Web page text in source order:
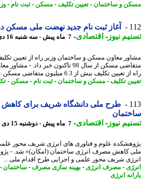
و ساختمان-تعیین تکلیف-مسکن-ثبت نام-وزیر
آغاز ثبت نام جدید نهضت ملی مسکن در 41 شهر
نیوز-اقتصادی-7 ماه پیش - سه شنبه 16 دی 1404، 10:45
متقاضی مسکن از سال 98 تاکنون خبر داد. -
تعیین تکلیف بیش از 6.3 میلیون متقاضی مسکن ...
تکلیف-مسکن و ساختمان-ثبت نام-مسکن-تکلیف
طرح ملی دانشگاه شریف برای کاهش
نیوز-اقتصادی-7 ماه پیش - دوشنبه 15 دی 1404، 15:30
علوم و فناوری های انرژی شریف محور علمی و
کاهش مصرف انرژی ساختمان (امکان)» شد. -
شریف محور علمی و اجرایی طرح اقدام ملی ...
-مصرف انرژی-بهینه سازی مصرف- ساختمان-
انرژی